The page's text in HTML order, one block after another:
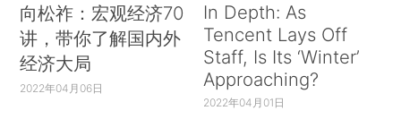
向松祚：宏观经济70
讲，带你了解国内外
经济大局
2022年04月06日
In Depth: As
Tencent Lays Off
Staff, Is Its ‘Winter’
Approaching?
2022年04月01日